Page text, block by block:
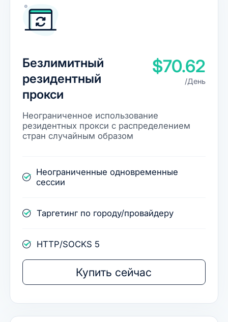
Безлимитный
резидентный
прокси
$70.62
/День
Неограниченное использование
резидентных прокси с распределением
стран случайным образом
Неограниченные одновременные
сессии
Таргетинг по городу/провайдеру
HTTP/SOCKS 5
Купить сейчас